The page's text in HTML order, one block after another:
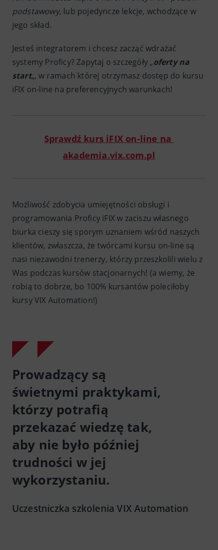
podstawowy, lub pojedyncze lekcje, wchodzące w
jego skład.
Jesteś integratorem i chcesz zacząć wdrażać
systemy Proficy? Zapytaj o szczegóły „oferty na
start„, w ramach której otrzymasz dostęp do kursu
iFIX on-line na preferencyjnych warunkach!
Sprawdź kurs iFIX on-line na
akademia.vix.com.pl
Możliwość zdobycia umiejętności obsługi i
programowania Proficy iFIX w zaciszu własnego
biurka cieszy się sporym uznaniem wśród naszych
klientów, zwłaszcza, że twórcami kursu on-line są
nasi niezawodni trenerzy, którzy przeszkolili wielu z
Was podczas kursów stacjonarnych! (a wiemy, że
robią to dobrze, bo 100% kursantów poleciłoby
kursy VIX Automation!)
Prowadzący są
świetnymi praktykami,
którzy potrafią
przekazać wiedzę tak,
aby nie było później
trudności w jej
wykorzystaniu.
Uczestniczka szkolenia VIX Automation